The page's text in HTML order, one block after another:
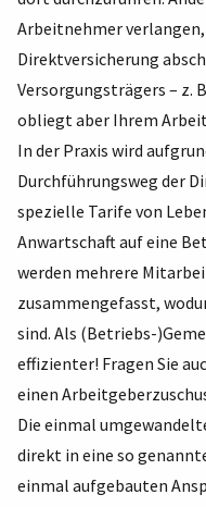
Arbeitnehmer
Direktversicherung
Versorgungsträgers – z.
obliegt aber Ihrem
In der Praxis wird
Durchführungsweg der
spezielle Tarife von
Anwartschaft auf eine
werden mehrere
zusammengefasst,
sind. Als (Betriebs-
effizienter! Fragen Sie
einen
Die einmal
direkt in eine so
einmal aufgebauten